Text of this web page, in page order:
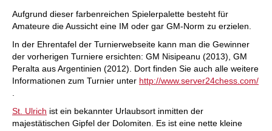
Aufgrund dieser farbenreichen Spielerpalette besteht für
Amateure die Aussicht eine IM oder gar GM-Norm zu erzielen.
In der Ehrentafel der Turnierwebseite kann man die Gewinner
der vorherigen Turniere ersichten: GM Nisipeanu (2013), GM
Peralta aus Argentinien (2012). Dort finden Sie auch alle weitere
Informationen zum Turnier unter http://www.server24chess.com/
St. Ulrich ist ein bekannter Urlaubsort inmitten der
majestätischen Gipfel der Dolomiten. Es ist eine nette kleine